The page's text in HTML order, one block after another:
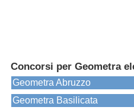
Concorsi per Geometra
Geometra Abruzzo
Geometra Basilicata